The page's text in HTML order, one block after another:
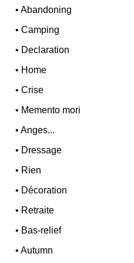
•Abandoning
•Camping
• Declaration
• Home
•Crise
• Memento mori
•Anges...
• Dressage
• Rien
• Décoration
• Retraite
• Bas-relief
•Autumn